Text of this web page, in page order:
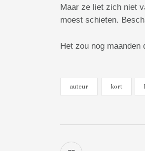
Maar ze liet zich niet
moest schieten.
Het zou nog
auteur kort